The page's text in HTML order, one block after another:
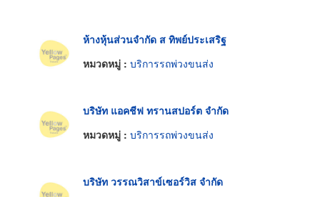
ห้างหุ้นส่วนจำกัด ส ทิพย์ประเสริฐ
หมวดหมู่ : บริการรถพ่วงขนส่ง
บริษัท แอคชีฟ ทรานสปอร์ต จำกัด
หมวดหมู่ : บริการรถพ่วงขนส่ง
บริษัท วรรณวิสาข์เซอร์วิส จำกัด